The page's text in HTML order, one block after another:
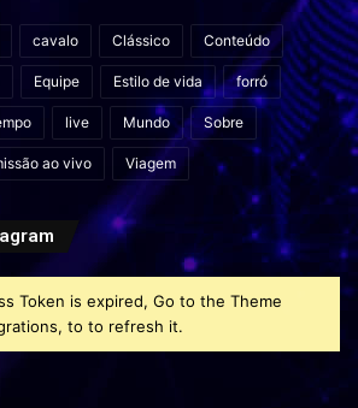
cavalo Clássico Conteúdo
Equipe Estilo de vida forró
live Mundo Sobre
ao vivo Viagem
Token is expired, Go to the Theme
to to refresh it.